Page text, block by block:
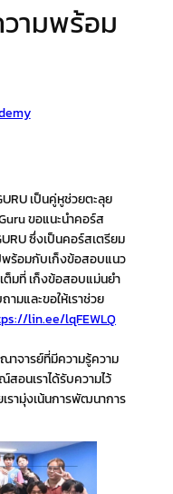
ามพร้อม
เป็นคู่หูช่วยตะลุย
ขอแนะนำคอร์ส
ซึ่งเป็นคอร์สเตรียม
ร้อมกับเก็งข้อสอบแนว
มที่ เก็งข้อสอบแม่นยำ
มและขอให้เราช่วย
lin.ee/lqFEWLQ
าจารย์ที่มีความรู้ความ
อนเราได้รับความไว้
รามุ่งเน้นการพัฒนาการ